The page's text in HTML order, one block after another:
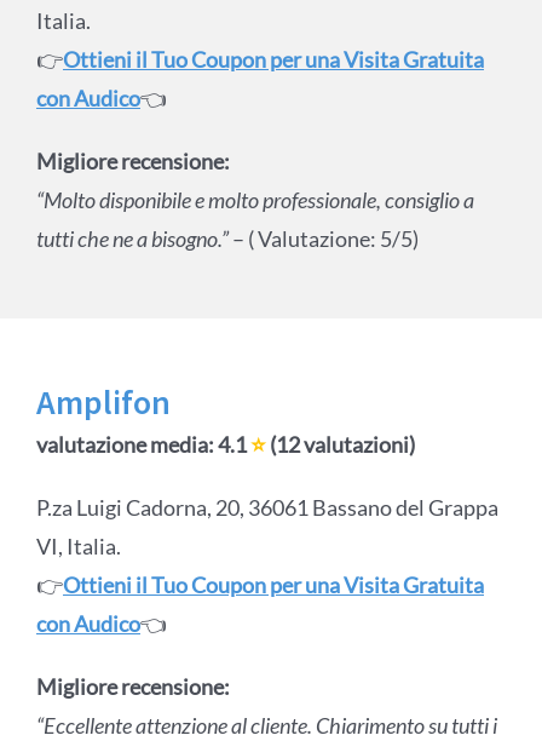
Italia.
👉Ottieni il Tuo Coupon per una Visita Gratuita
con Audico👈
Migliore recensione:
“Molto disponibile e molto professionale, consiglio a
tutti che ne a bisogno.”– ( Valutazione: 5/5)
Amplifon
valutazione media: 4.1⭐(12 valutazioni)
P.za Luigi Cadorna, 20, 36061 Bassano del Grappa
VI, Italia.
👉Ottieni il Tuo Coupon per una Visita Gratuita
con Audico👈
Migliore recensione:
“Eccellente attenzione al cliente. Chiarimento su tutti i